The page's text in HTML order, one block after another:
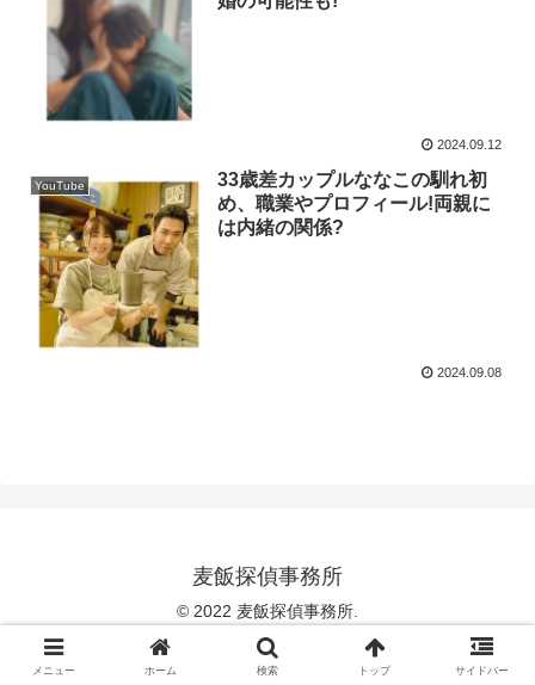
2024.09.12
YouTube
33歳差カップルななこの馴れ初
め、職業やプロフィール!両親に
は内緒の関係?
2024.09.08
麦飯探偵事務所
© 2022 麦飯探偵事務所.
メニュー ホーム 検索 トップ サイドバー